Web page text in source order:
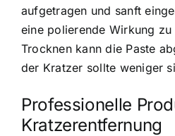
aufgetragen und sanft
eine polierende Wirkung
Trocknen kann die Paste
der Kratzer sollte weniger
Professionelle
Kratzerentfernung